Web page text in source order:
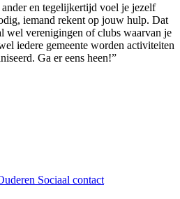
ander en tegelijkertijd voel je jezelf
iemand rekent op jouw hulp. Dat
wel verenigingen of clubs waarvan je
iedere gemeente worden activiteiten
Ga er eens heen!”
Sociaal contact